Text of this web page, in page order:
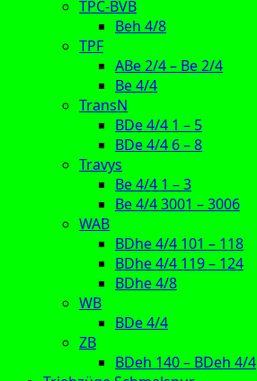
TPC-BVB
Beh 4/8
TPF
ABe 2/4 – Be 2/4
Be 4/4
TransN
BDe 4/4 1 – 5
BDe 4/4 6 – 8
Travys
Be 4/4 1 – 3
Be 4/4 3001 – 3006
WAB
BDhe 4/4 101 – 118
BDhe 4/4 119 – 124
BDhe 4/8
WB
BDe 4/4
ZB
BDeh 140 – BDeh 4/4